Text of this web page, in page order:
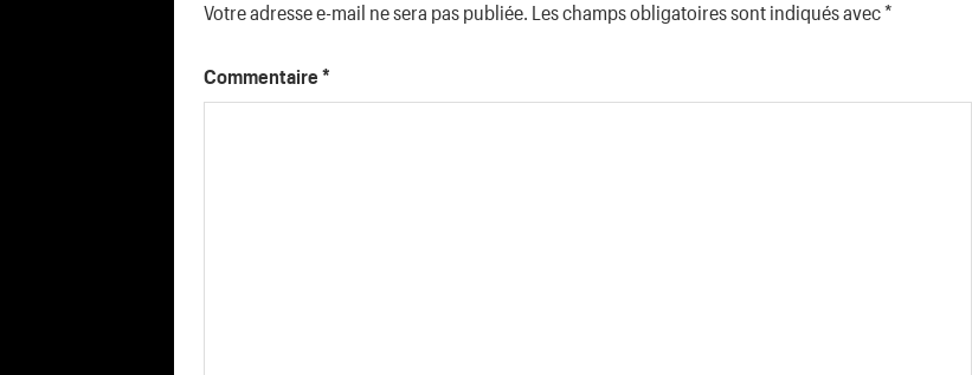
Votre adresse e-mail ne sera pas publiée. Les champs obligatoires sont indiqués avec*
Commentaire *